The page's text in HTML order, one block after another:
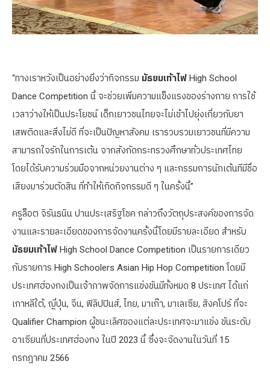
“ทางเราหวังเป็นอย่างยิ่งว่ากิจกรรม มัธยมเท้าไฟ High School
Dance Competition นี้ จะช่วยเพิ่มความแข็งแรงของร่างกาย การใช้
เวลาว่างให้เป็นประโยชน์ เด็กเยาวชนไทยจะไม่เข้าไปยุ่งเกี่ยวกับยา
เสพติดและสิ่งไม่ดี ที่จะเป็นปัญหาสังคม เรารวบรวมเยาวชนที่มีความ
สามารถใจรักในการเต้น จากสังกัดกระทรวงศึกษาทั่วประเทศไทย
โดยได้รับความร่วมมือจากหน่วยงานต่าง ๆ และกรรมการนักเต้นทีมีชื่อ
เสียงมาร่วมตัดสิน ที่ทำให้เกิดกิจกรรมดี ๆ ในครั้งนี้”
ครูล็อต จิรันธนิน ปานประเสริฐโชค กล่าวถึงวัตถุประสงค์ของการจัด
งานและรายละเอียดของการจัดงานครั้งนี้โดยมีรายละเอียด สำหรับ
มัธยมเท้าไฟ High School Dance Competition เป็นรายการเดียว
กับรายการ High Schoolers Asian Hip Hop Competition โดยมี
ประเทศฮ่องกงเป็นเจ้าภาพจัดการแข่งขันมีทั้งหมด 8 ประเทศ ได้แก่
เกาหลีใต้, ญี่ปุ่น, จีน, ฟิลิปปินส์, ไทย, มาเก๊า, มาเลเซีย, สิงคโปร์ ที่จะ
Qualifier Champion ผู้ชนะเลิศของแต่ละประเทศจะมาแข่ง ขันระดับ
อาเซียนที่ประเทศฮ่องกง ในปี 2023 นี้ ซึ่งจะจัดงานในวันที่ 15
กรกฎาคม 2566